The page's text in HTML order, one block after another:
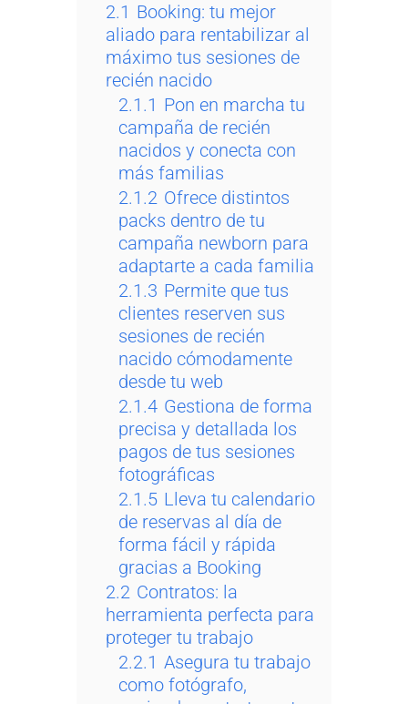
2.1 Booking: tu mejor
aliado para rentabilizar al
máximo tus sesiones de
recién nacido
2.1.1 Pon en marcha tu
campaña de recién
nacidos y conecta con
más familias
2.1.2 Ofrece distintos
packs dentro de tu
campaña newborn para
adaptarte a cada familia
2.1.3 Permite que tus
clientes reserven sus
sesiones de recién
nacido cómodamente
desde tu web
2.1.4 Gestiona de forma
precisa y detallada los
pagos de tus sesiones
fotográficas
2.1.5 Lleva tu calendario
de reservas al día de
forma fácil y rápida
gracias a Booking
2.2 Contratos: la
herramienta perfecta para
proteger tu trabajo
2.2.1 Asegura tu trabajo
como fotógrafo,